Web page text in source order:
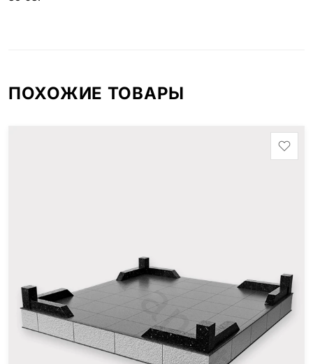
ПОХОЖИЕ ТОВАРЫ